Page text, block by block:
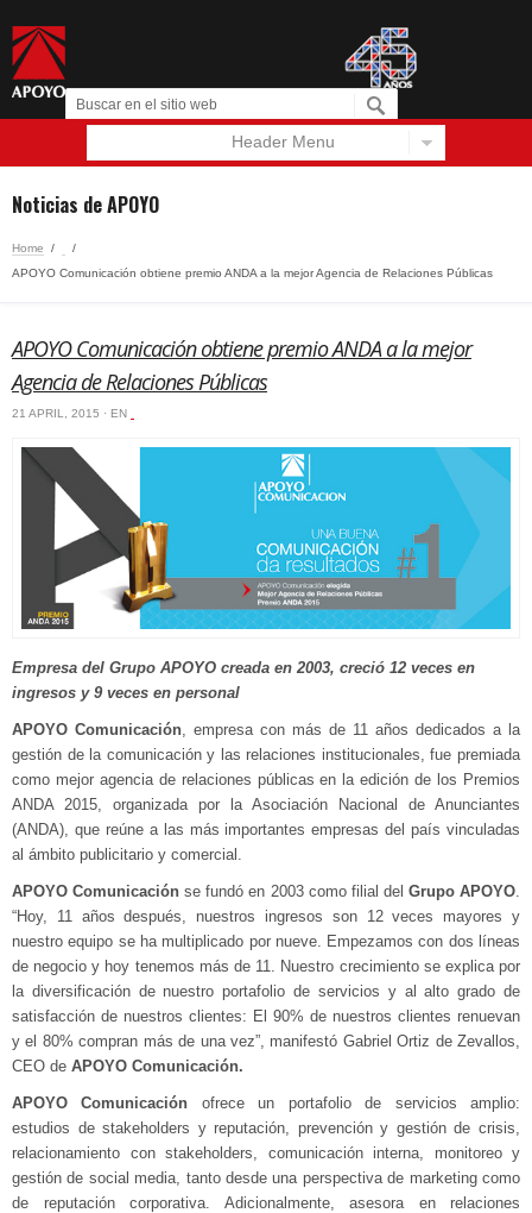
Header Menu
Noticias de APOYO
Home /
/
APOYO Comunicación obtiene premio ANDA a la mejor Agencia de Relaciones Públicas
APOYO Comunicación obtiene premio ANDA a la mejor
Agencia de Relaciones Públicas
21 APRIL, 2015 · EN
Empresa del Grupo APOYO creada en 2003, creció 12 veces en
ingresos y 9 veces en personal
APOYO Comunicación , empresa con más de 11 años dedicados a la
gestión de la comunicación y las relaciones institucionales, fue premiada
como mejor agencia de relaciones públicas en la edición de los Premios
ANDA 2015, organizada por la Asociación Nacional de Anunciantes
(ANDA), que reúne a las más importantes empresas del país vinculadas
al ámbito publicitario y comercial.
APOYO Comunicación se fundó en 2003 como filial del Grupo APOYO
“Hoy, 11 años después, nuestros ingresos son 12 veces mayores y
nuestro equipo se ha multiplicado por nueve. Empezamos con dos líneas
de negocio y hoy tenemos más de 11. Nuestro crecimiento se explica por
la diversificación de nuestro portafolio de servicios y al alto grado de
satisfacción de nuestros clientes: El 90% de nuestros clientes renuevan
y el 80% compran más de una vez”, manifestó Gabriel Ortiz de Zevallos,
CEO de APOYO Comunicación.
APOYO Comunicación ofrece un portafolio de servicios amplio:
estudios de stakeholders y reputación, prevención y gestión de crisis,
relacionamiento con stakeholders, comunicación interna, monitoreo y
gestión de social media, tanto desde una perspectiva de marketing como
de reputación corporativa. Adicionalmente, asesora en relaciones